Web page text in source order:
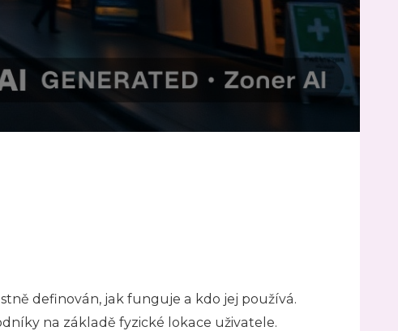
definován, jak funguje a kdo jej používá.
na základě fyzické lokace uživatele.